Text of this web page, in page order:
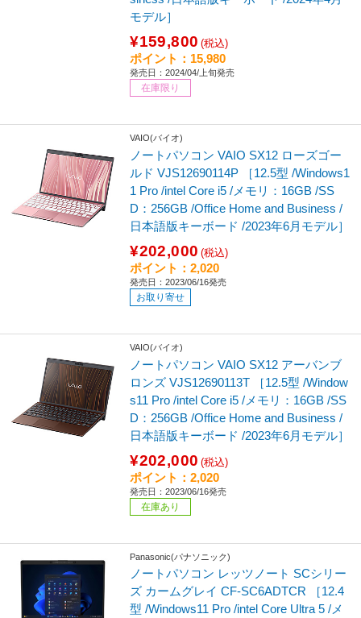
モデル］
¥159,800 (税込)
ポイント：15,980
発売日：2024/04/上旬発売
在庫限り
VAIO(バイオ)
ノートパソコン VAIO SX12 ローズゴー
ルド VJS12690114P ［12.5型 /Windows1
1 Pro /intel Core i5 /メモリ：16GB /SS
D：256GB /Office Home and Business /
日本語版キーボード /2023年6月モデル］
¥202,000 (税込)
ポイント：2,020
発売日：2023/06/16発売
お取り寄せ
VAIO(バイオ)
ノートパソコン VAIO SX12 アーバンブ
ロンズ VJS12690113T ［12.5型 /Window
s11 Pro /intel Core i5 /メモリ：16GB /SS
D：256GB /Office Home and Business /
日本語版キーボード /2023年6月モデル］
¥202,000 (税込)
ポイント：2,020
発売日：2023/06/16発売
在庫あり
Panasonic(パナソニック)
ノートパソコン レッツノート SCシリー
ズ カームグレイ CF-SC6ADTCR ［12.4
型 /Windows11 Pro /intel Core Ultra 5 /メ